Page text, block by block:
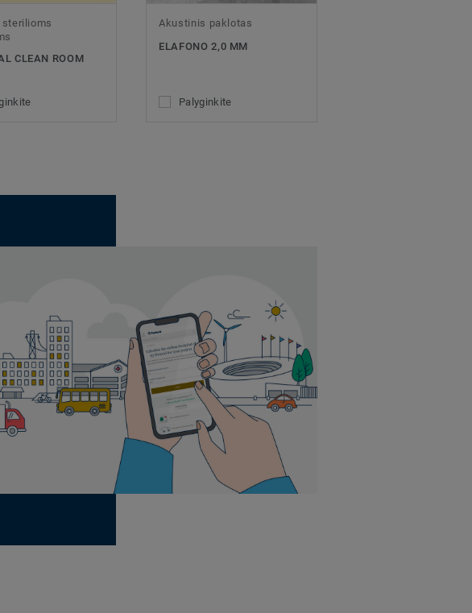
sterilioms
CLEAN ROOM
Akustinis paklotas
ELAFONO 2,0 MM
Palyginkite